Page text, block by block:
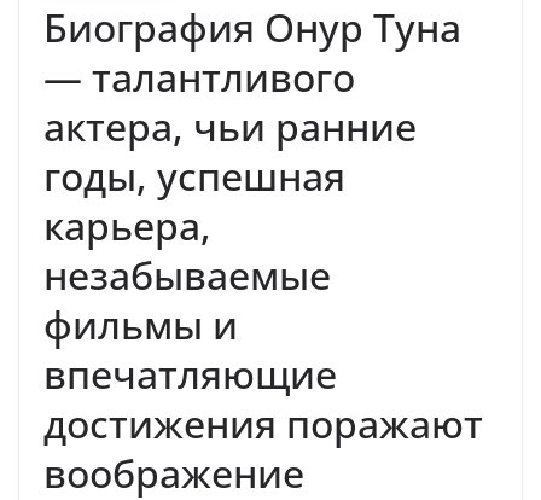
Биография Онур Туна
— талантливого
актера, чьи ранние
годы, успешная
карьера,
незабываемые
фильмы и
впечатляющие
достижения поражают
воображение